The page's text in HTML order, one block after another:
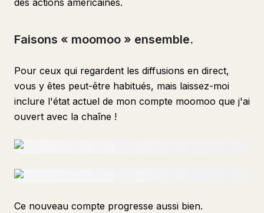
des actions américaines.
Faisons « moomoo » ensemble.
Pour ceux qui regardent les diffusions en direct,
vous y êtes peut-être habitués, mais laissez-moi
inclure l'état actuel de mon compte moomoo que j'ai
ouvert avec la chaîne !
Ce nouveau compte progresse aussi bien.